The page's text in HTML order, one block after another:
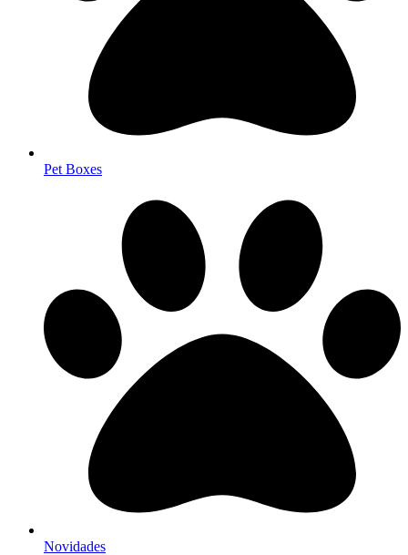
Pet Boxes
Novidades